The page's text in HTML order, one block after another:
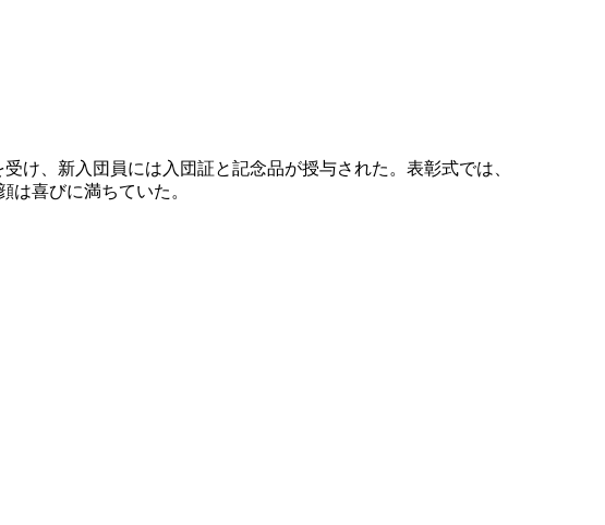
け、新入団員には入団証と記念品が授与された。表彰式では、
喜びに満ちていた。